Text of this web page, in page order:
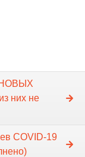
НОВЫХ
них не
COVID-19